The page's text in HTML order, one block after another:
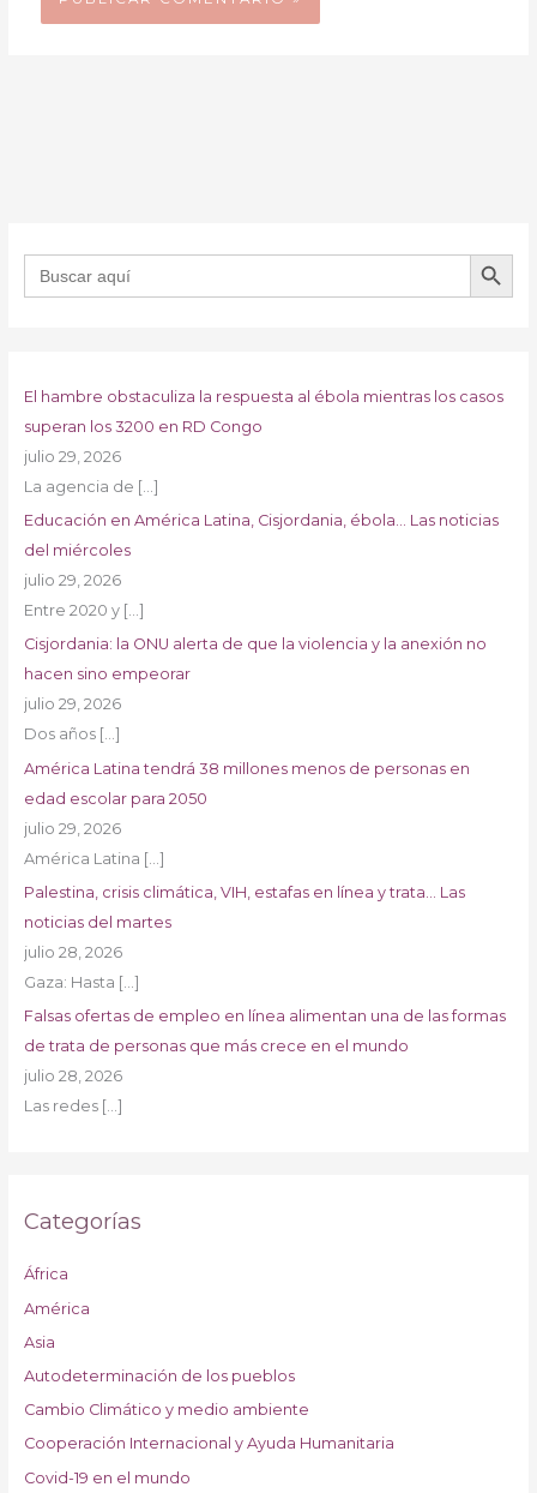
Buscar: BOTÓN DE
El hambre obstaculiza la respuesta al ébola mientras los casos
superan los 3200 en RD Congo
julio 29, 2026
La agencia de […]
Educación en América Latina, Cisjordania, ébola… Las noticias
del miércoles
julio 29, 2026
Entre 2020 y […]
Cisjordania: la ONU alerta de que la violencia y la anexión no
hacen sino empeorar
julio 29, 2026
Dos años […]
América Latina tendrá 38 millones menos de personas en
edad escolar para 2050
julio 29, 2026
América Latina […]
Palestina, crisis climática, VIH, estafas en línea y trata… Las
noticias del martes
julio 28, 2026
Gaza: Hasta […]
Falsas ofertas de empleo en línea alimentan una de las formas
de trata de personas que más crece en el mundo
julio 28, 2026
Las redes […]
Categorías
África
América
Asia
Autodeterminación de los pueblos
Cambio Climático y medio ambiente
Cooperación Internacional y Ayuda Humanitaria
Covid-19 en el mundo